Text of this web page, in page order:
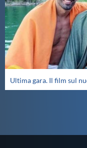
Ultima gara. Il film sul